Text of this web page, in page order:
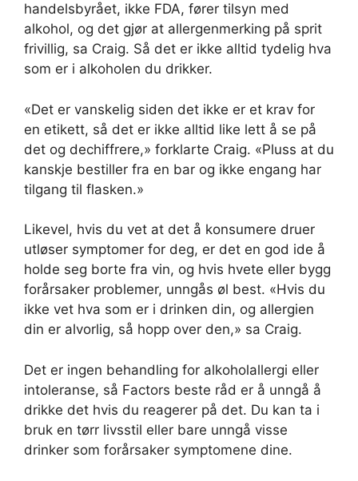
handelsbyrået, ikke FDA, fører tilsyn med
alkohol, og det gjør at allergenmerking på sprit
frivillig, sa Craig. Så det er ikke alltid tydelig hva
som er i alkoholen du drikker.
«Det er vanskelig siden det ikke er et krav for
en etikett, så det er ikke alltid like lett å se på
det og dechiffrere,» forklarte Craig. «Pluss at du
kanskje bestiller fra en bar og ikke engang har
tilgang til flasken.»
Likevel, hvis du vet at det å konsumere druer
utløser symptomer for deg, er det en god ide å
holde seg borte fra vin, og hvis hvete eller bygg
forårsaker problemer, unngås øl best. «Hvis du
ikke vet hva som er i drinken din, og allergien
din er alvorlig, så hopp over den,» sa Craig.
Det er ingen behandling for alkoholallergi eller
intoleranse, så Factors beste råd er å unngå å
drikke det hvis du reagerer på det. Du kan ta i
bruk en tørr livsstil eller bare unngå visse
drinker som forårsaker symptomene dine.